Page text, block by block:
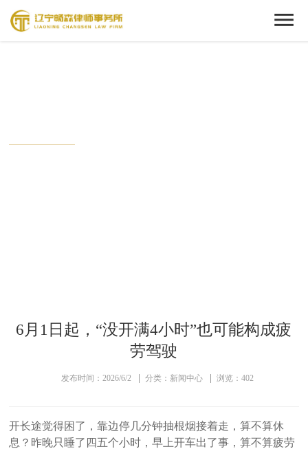
6月1日起，“没开满4小时”也可能构成疲
劳驾驶
发布时间：2026/6/2 分类：新闻中心 浏览：402
开长途觉得困了，靠边停几分钟抽根烟接着走，算不算休
息？ 昨晚只睡了四五个小时，早上开车出了事，算不算疲劳